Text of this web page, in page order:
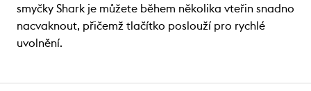
smyčky Shark je můžete během několika vteřin snadno
nacvaknout, přičemž tlačítko poslouží pro rychlé
uvolnění.